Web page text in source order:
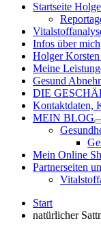
Startseite
Infos über mich
Holger
Meine
Gesund
DIE
Kontaktdaten,
MEIN BLOG
Mein Online
Partnerseiten
Start
natürlicher